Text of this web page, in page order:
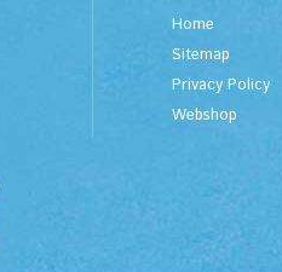
Home
Sitemap
Privacy Policy
Webshop